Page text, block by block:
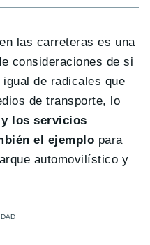
las carreteras es una
consideraciones de si
de radicales que
de transporte, lo
los servicios
el ejemplo para
automovilístico y